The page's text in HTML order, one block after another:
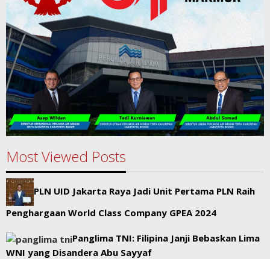
Most Viewed Posts
PLN UID Jakarta Raya Jadi Unit Pertama PLN Raih
Penghargaan World Class Company GPEA 2024
Panglima TNI: Filipina Janji Bebaskan Lima
WNI yang Disandera Abu Sayyaf